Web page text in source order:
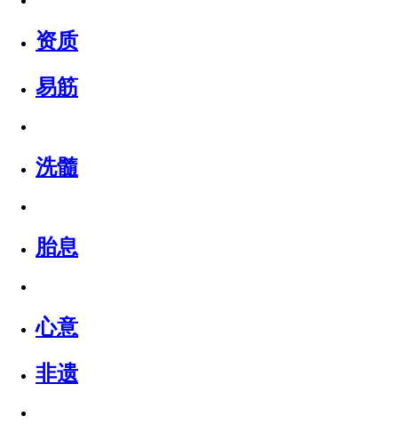
资质
易筋
洗髓
胎息
心意
非遗